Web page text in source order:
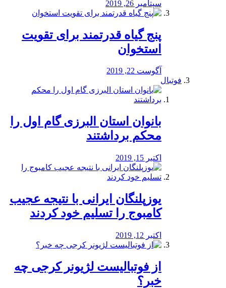
سپتامبر 26, 2019
پنج گیاه قدرتمند برای تقویت
استخوان
آگوست 22, 2019
فوتبال
بانوان استان البرزی گام اول را
محكم برداشتند
اکتبر 15, 2019
یوزپلنگان ایرانی با نتیجه عجیب
کامبوج را تسلیم خود کردند
اکتبر 12, 2019
از فوتبالیست لژیونر کرجی چه
خبر؟